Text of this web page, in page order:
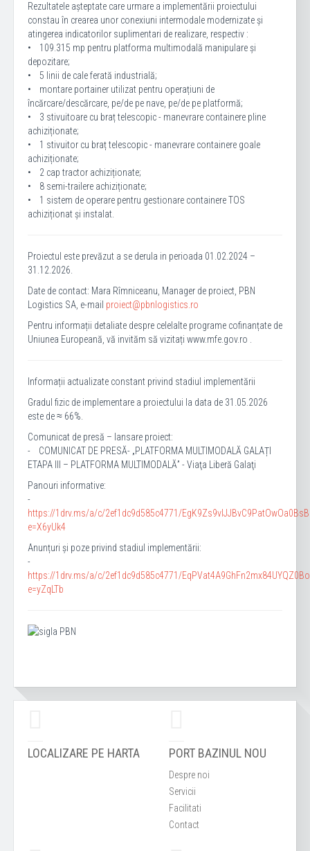
Rezultatele așteptate care urmare a implementării proiectului
constau în crearea unor conexiuni intermodale modernizate și
atingerea indicatorilor suplimentari de realizare, respectiv :
• 109.315 mp pentru platforma multimodală manipulare și
depozitare;
• 5 linii de cale ferată industrială;
• montare portainer utilizat pentru operațiuni de
încărcare/descărcare, pe/de pe nave, pe/de pe platformă;
• 3 stivuitoare cu braț telescopic - manevrare containere pline
achiziționate;
• 1 stivuitor cu braț telescopic - manevrare containere goale
achiziționate;
• 2 cap tractor achiziționate;
• 8 semi-trailere achiziționate;
• 1 sistem de operare pentru gestionare containere TOS
achiziționat și instalat.
Proiectul este prevăzut a se derula in perioada 01.02.2024 –
31.12.2026.
Date de contact: Mara Rîmniceanu, Manager de proiect, PBN
Logistics SA, e-mail proiect@pbnlogistics.ro
Pentru informații detaliate despre celelalte programe cofinanțate de
Uniunea Europeană, vă invităm să vizitați www.mfe.gov.ro .
Informații actualizate constant privind stadiul implementării
Gradul fizic de implementare a proiectului la data de 31.05.2026
este de ≈ 66%.
Comunicat de presă – lansare proiect:
- COMUNICAT DE PRESĂ- „PLATFORMA MULTIMODALĂ GALAȚI
ETAPA III – PLATFORMA MULTIMODALĂ” - Viaţa Liberă Galaţi
Panouri informative:
-
https://1drv.ms/a/c/2ef1dc9d585c4771/
e=X6yUk4
Anunțuri și poze privind stadiul implementării:
-
https://1drv.ms/a/c/2ef1dc9d585c4771/
e=yZqLTb
LOCALIZARE PE HARTA PORT BAZINUL NOU
Despre noi
Servicii
Facilitati
Contact